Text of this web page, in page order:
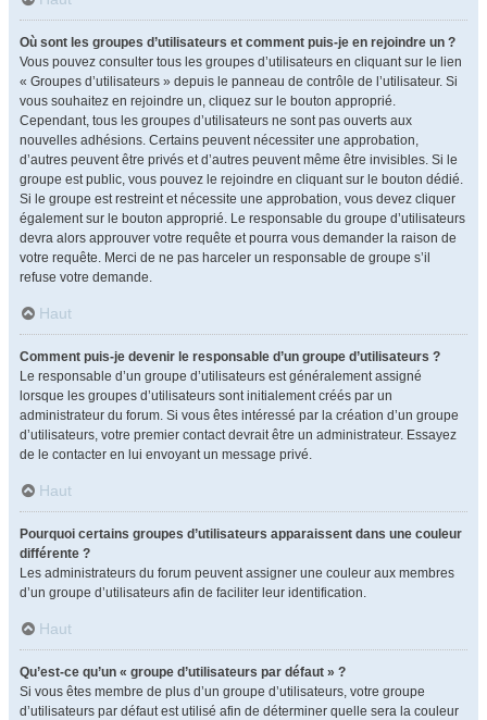
Où sont les groupes d’utilisateurs et comment puis-je en rejoindre un ?
Vous pouvez consulter tous les groupes d’utilisateurs en cliquant sur le lien
« Groupes d’utilisateurs » depuis le panneau de contrôle de l’utilisateur. Si
vous souhaitez en rejoindre un, cliquez sur le bouton approprié.
Cependant, tous les groupes d’utilisateurs ne sont pas ouverts aux
nouvelles adhésions. Certains peuvent nécessiter une approbation,
d’autres peuvent être privés et d’autres peuvent même être invisibles. Si le
groupe est public, vous pouvez le rejoindre en cliquant sur le bouton dédié.
Si le groupe est restreint et nécessite une approbation, vous devez cliquer
également sur le bouton approprié. Le responsable du groupe d’utilisateurs
devra alors approuver votre requête et pourra vous demander la raison de
votre requête. Merci de ne pas harceler un responsable de groupe s’il
refuse votre demande.
Haut
Comment puis-je devenir le responsable d’un groupe d’utilisateurs ?
Le responsable d’un groupe d’utilisateurs est généralement assigné
lorsque les groupes d’utilisateurs sont initialement créés par un
administrateur du forum. Si vous êtes intéressé par la création d’un groupe
d’utilisateurs, votre premier contact devrait être un administrateur. Essayez
de le contacter en lui envoyant un message privé.
Haut
Pourquoi certains groupes d’utilisateurs apparaissent dans une couleur
différente ?
Les administrateurs du forum peuvent assigner une couleur aux membres
d’un groupe d’utilisateurs afin de faciliter leur identification.
Haut
Qu’est-ce qu’un « groupe d’utilisateurs par défaut » ?
Si vous êtes membre de plus d’un groupe d’utilisateurs, votre groupe
d’utilisateurs par défaut est utilisé afin de déterminer quelle sera la couleur